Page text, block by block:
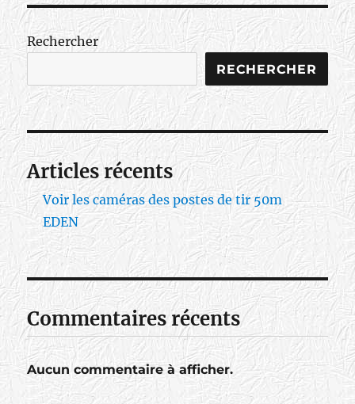
Rechercher
RECHERCHER
Articles récents
Voir les caméras des postes de tir 50m
EDEN
Commentaires récents
Aucun commentaire à afficher.